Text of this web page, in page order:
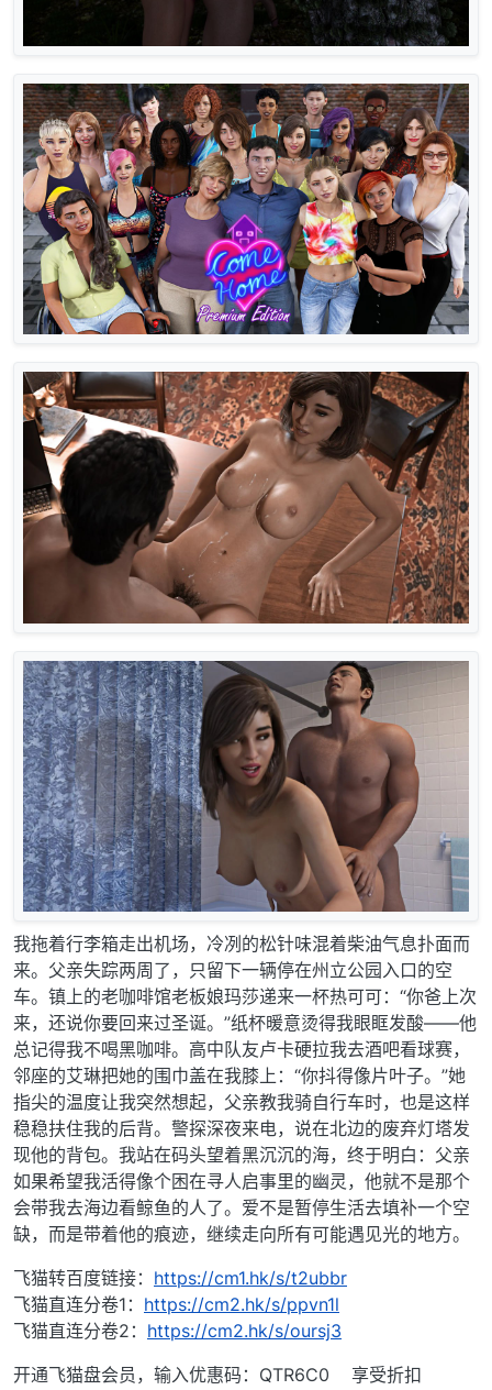
我拖着行李箱走出机场，冷冽的松针味混着柴油气息扑面而
来。父亲失踪两周了，只留下一辆停在州立公园入口的空
车。镇上的老咖啡馆老板娘玛莎递来一杯热可可：“你爸上次
来，还说你要回来过圣诞。”纸杯暖意烫得我眼眶发酸——他
总记得我不喝黑咖啡。高中队友卢卡硬拉我去酒吧看球赛，
邻座的艾琳把她的围巾盖在我膝上：“你抖得像片叶子。”她
指尖的温度让我突然想起，父亲教我骑自行车时，也是这样
稳稳扶住我的后背。警探深夜来电，说在北边的废弃灯塔发
现他的背包。我站在码头望着黑沉沉的海，终于明白：父亲
如果希望我活得像个困在寻人启事里的幽灵，他就不是那个
会带我去海边看鲸鱼的人了。爱不是暂停生活去填补一个空
缺，而是带着他的痕迹，继续走向所有可能遇见光的地方。
飞猫转百度链接： https://cm1.hk/s/t2ubbr
飞猫直连分卷1： https://cm2.hk/s/ppvn1l
飞猫直连分卷2： https://cm2.hk/s/oursj3
开通飞猫盘会员，输入优惠码：QTR6C0 享受折扣